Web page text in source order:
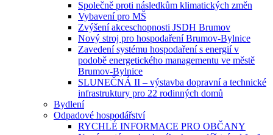
Společně proti následkům klimatických změn
Vybavení pro MŠ
Zvýšení akceschopnosti JSDH Brumov
Nový stroj pro hospodaření Brumov-Bylnice
Zavedení systému hospodaření s energií v
podobě energetického managementu ve městě
Brumov-Bylnice
SLUNEČNÁ II – výstavba dopravní a technické
infrastruktury pro 22 rodinných domů
Bydlení
Odpadové hospodářství
RYCHLÉ INFORMACE PRO OBČANY